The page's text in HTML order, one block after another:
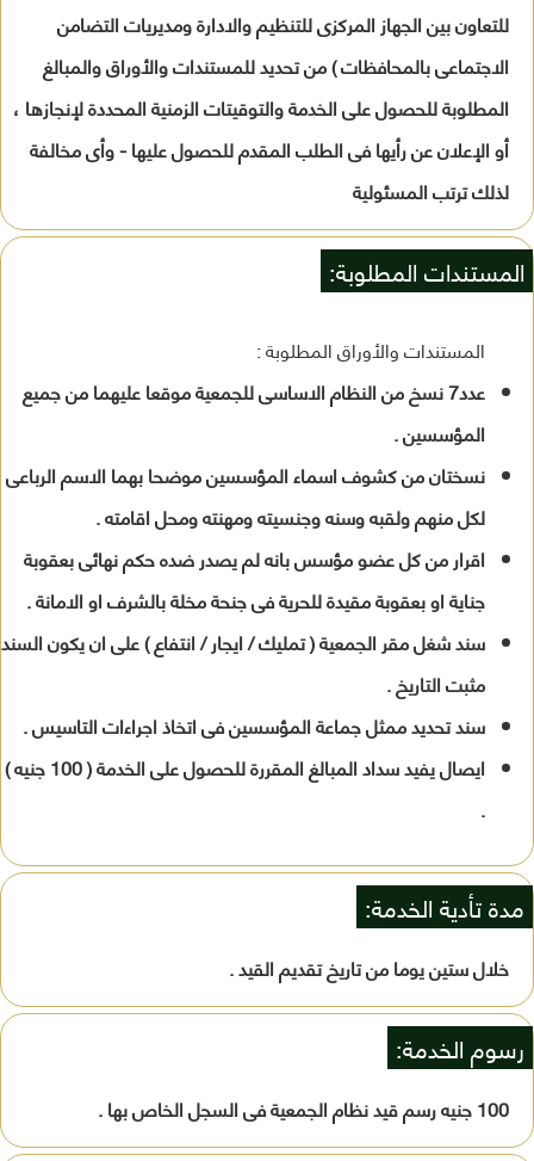
للتعاون بين الجهاز المركزى للتنظيم والادارة ومديريات التضامن
الاجتماعى بالمحافظات ) من تحديد للمستندات والأوراق والمبالغ
المطلوبة للحصول على الخدمة والتوقيتات الزمنية المحددة لإنجازها ،
أو الإعلان عن رأيها فى الطلب المقدم للحصول عليها - وأى مخالفة
لذلك ترتب المسئولية
المستندات المطلوبة:
المستندات والأوراق المطلوبة :
عدد7 نسخ من النظام الاساسى للجمعية موقعا عليهما من جميع
المؤسسين .
نسختان من كشوف اسماء المؤسسين موضحا بهما الاسم الرباعى
لكل منهم ولقبه وسنه وجنسيته ومهنته ومحل اقامته .
اقرار من كل عضو مؤسس بانه لم يصدر ضده حكم نهائى بعقوبة
جناية او بعقوبة مقيدة للحرية فى جنحة مخلة بالشرف او الامانة .
سند شغل مقر الجمعية ( تمليك / ايجار / انتفاع ) على ان يكون السند
مثبت التاريخ .
سند تحديد ممثل جماعة المؤسسين فى اتخاذ اجراءات التاسيس .
ايصال يفيد سداد المبالغ المقررة للحصول على الخدمة ( 100 جنيه )
.
مدة تأدية الخدمة:
خلال ستين يوما من تاريخ تقديم القيد .
رسوم الخدمة:
100 جنيه رسم قيد نظام الجمعية فى السجل الخاص بها .